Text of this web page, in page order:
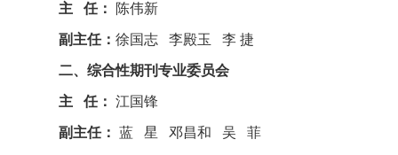
主 任： 陈伟新
副主任：徐国志 李殿玉 李 捷
二、综合性期刊专业委员会
主 任： 江国锋
副主任：蓝 星 邓昌和 吴 菲